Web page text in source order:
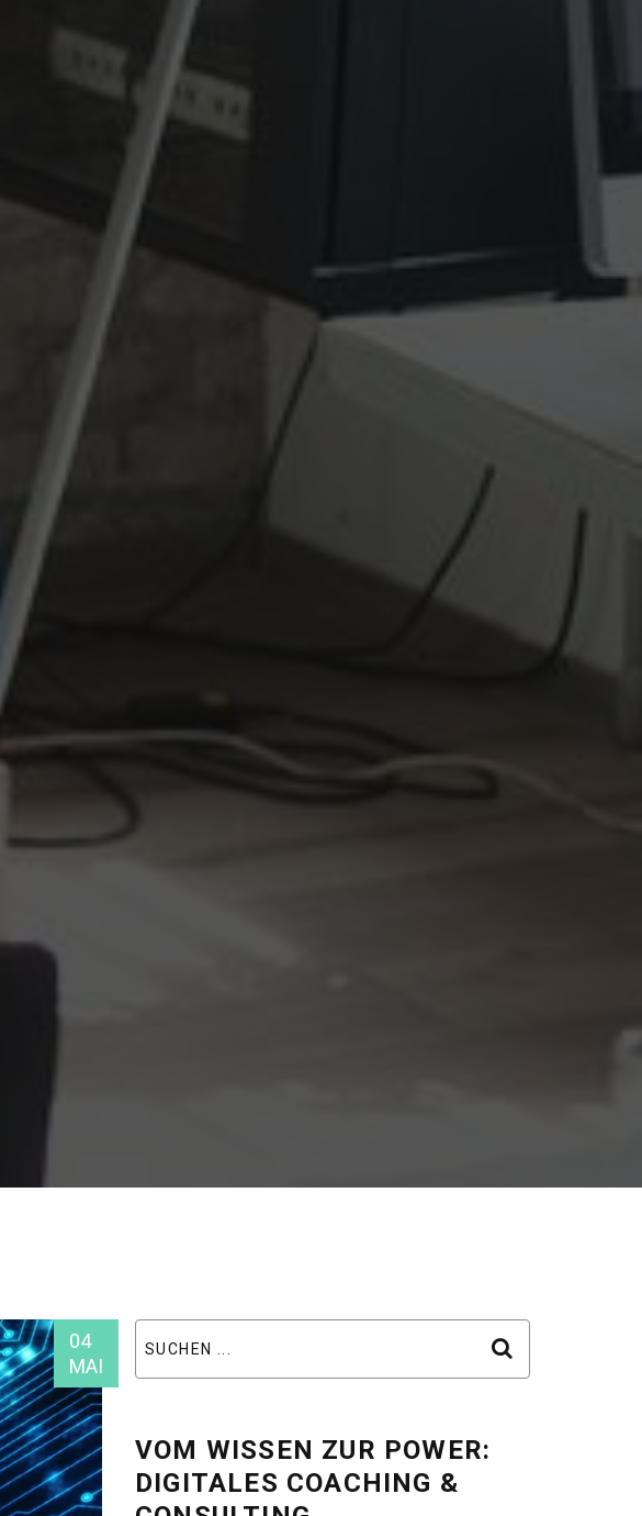
04
MAI
VOM WISSEN ZUR POWER:
DIGITALES COACHING &